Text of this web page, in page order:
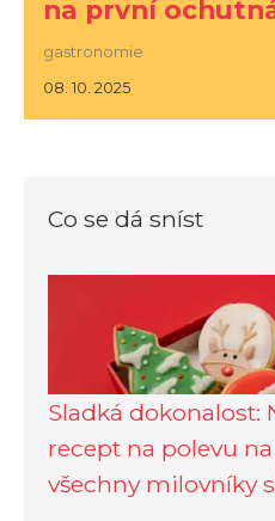
na první
gastronomie
08. 10. 2025
Co se dá sníst
Sladká dokonalost:
recept na polevu
všechny milovníky